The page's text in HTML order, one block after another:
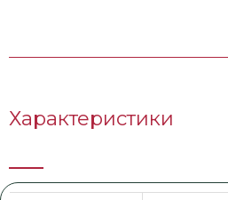
Характеристики